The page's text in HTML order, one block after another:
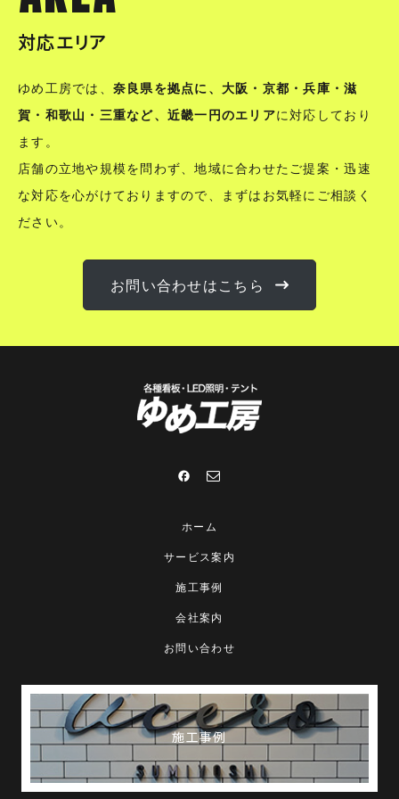
対応エリア
ゆめ工房では、 奈良県を拠点に、大阪・京都・兵庫・滋
賀・和歌山・三重など、近畿一円のエリアに対応しており
ます。
店舗の立地や規模を問わず、地域に合わせたご提案・迅速
な対応を心がけておりますので、まずはお気軽にご相談く
ださい。
お問い合わせはこちら
ホーム
サービス案内
施工事例
会社案内
お問い合わせ
施工事例